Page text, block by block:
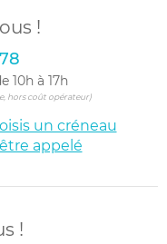
!
10h à 17h
hors coût opérateur)
un créneau
appelé
!